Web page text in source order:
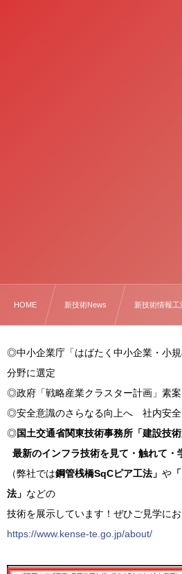
HOME 新技術News 新技術情報
◎中小企業庁「はばたく中小企業・小
分野に選定
◎政府「戦略産業クラスター計画」素
◎安全意識のさらなる向上へ 社内安全
◎国土交通省関東技術事務所「建設技
最新のインフラ技術を見て・触れて・
（弊社では鋼管桟橋SqCピア工法」 や
法」 などの
技術を展示しています！ぜひご見学にお
https://www.kense-te.go.jp/about/